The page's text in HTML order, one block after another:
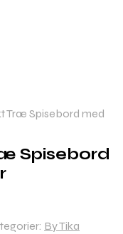
Træ Spisebord med
Spisebord
By Tika